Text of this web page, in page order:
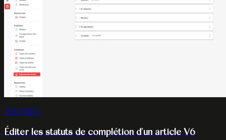
TUTORIEL
Éditer les statuts de complétion d'un article V6